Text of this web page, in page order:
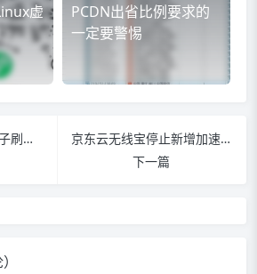
虚
PCDN出省比例要求的
一定要警惕
【PCDN教程】N1盒子刷机教程 —— 合规避坑＋封号限速全解析
京东云无线宝停止新增加速服务，PCDN玩家接下来怎么办
下一篇